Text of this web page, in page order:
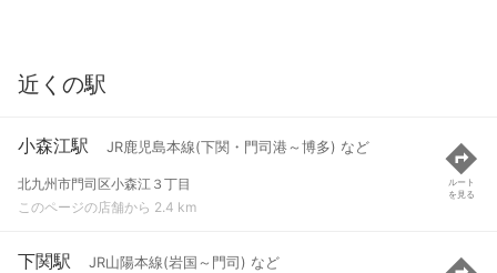
近くの駅
小森江駅 JR鹿児島本線(下関・門司港～博多) など
北九州市門司区小森江３丁目
このページの店舗から 2.4 km
ルート
を見る
下関駅 JR山陽本線(岩国～門司) など